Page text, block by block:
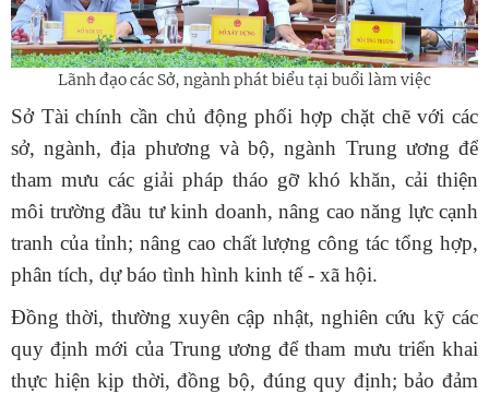
Lãnh đạo các Sở, ngành phát biểu tại buổi làm việc
Sở Tài chính cần chủ động phối hợp chặt chẽ với các
sở, ngành, địa phương và bộ, ngành Trung ương để
tham mưu các giải pháp tháo gỡ khó khăn, cải thiện
môi trường đầu tư kinh doanh, nâng cao năng lực cạnh
tranh của tỉnh; nâng cao chất lượng công tác tổng hợp,
phân tích, dự báo tình hình kinh tế - xã hội.
Đồng thời, thường xuyên cập nhật, nghiên cứu kỹ các
quy định mới của Trung ương để tham mưu triển khai
thực hiện kịp thời, đồng bộ, đúng quy định; bảo đảm